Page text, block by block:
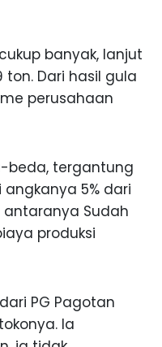
banyak, lanjut
Dari hasil gula
perusahaan
beda, tergantung
5% dari
antaranya Sudah
produksi
PG Pagotan
Ia